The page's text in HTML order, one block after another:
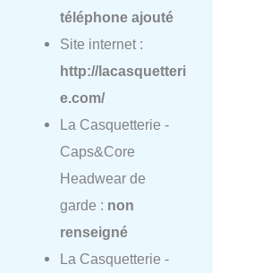
téléphone ajouté
Site internet :
http://lacasquetteri
e.com/
La Casquetterie -
Caps&Core
Headwear de
garde : non
renseigné
La Casquetterie -